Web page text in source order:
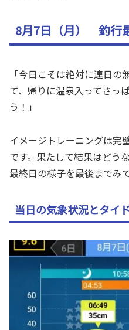
8月7日（月） 釣行
「今日こそは絶対に連日
て、帰りに温泉入ってさっ
う！」
イメージトレーニングは完
です。果たして結果はどう
最終日の様子を最後までみ
当日の気象状況とタイ